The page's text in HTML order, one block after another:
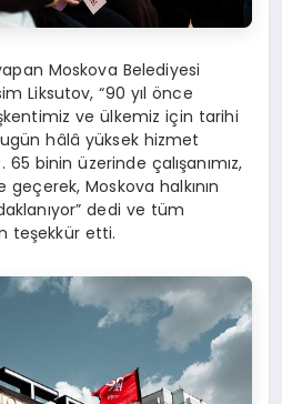
Moskova Belediyesi
Liksutov, “90 yıl önce
ve ülkemiz için tarihi
hâlâ yüksek hizmet
binin üzerinde çalışanımız,
Moskova halkının
dedi ve tüm
teşekkür etti.